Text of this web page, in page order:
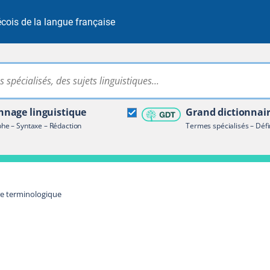
de la langue française
Rechercher dans tout le site
linguistique
– Syntaxe – Rédaction
Grand
Termes spécialisés –
terminologique
terminologique